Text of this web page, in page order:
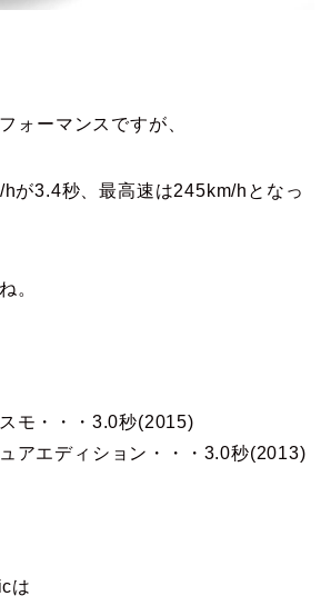
ォーマンスですが、
が3.4秒、最高速は245km/hとなっ
。
モ・・・3.0秒(2015)
アエディション・・・3.0秒(2013)
は